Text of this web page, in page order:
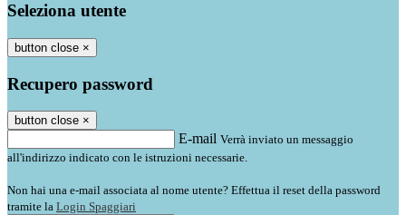
Seleziona utente
button close ×
Recupero password
button close ×
E-mail Verrà inviato un messaggio
all'indirizzo indicato con le istruzioni necessarie.
Non hai una e-mail associata al nome utente? Effettua il reset della password
tramite la Login Spaggiari